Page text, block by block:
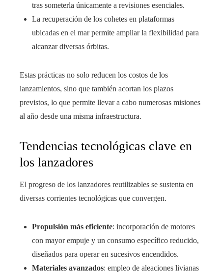
tras someterla únicamente a revisiones esenciales.
La recuperación de los cohetes en plataformas
ubicadas en el mar permite ampliar la flexibilidad para
alcanzar diversas órbitas.
Estas prácticas no solo reducen los costos de los
lanzamientos, sino que también acortan los plazos
previstos, lo que permite llevar a cabo numerosas misiones
al año desde una misma infraestructura.
Tendencias tecnológicas clave en
los lanzadores
El progreso de los lanzadores reutilizables se sustenta en
diversas corrientes tecnológicas que convergen.
Propulsión más eficiente: incorporación de motores
con mayor empuje y un consumo específico reducido,
diseñados para operar en sucesivos encendidos.
Materiales avanzados: empleo de aleaciones livianas